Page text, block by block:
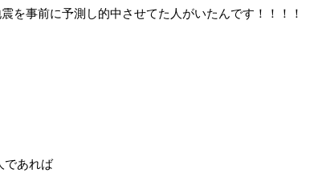
を事前に予測し的中させてた人がいたんです！！！！
であれば